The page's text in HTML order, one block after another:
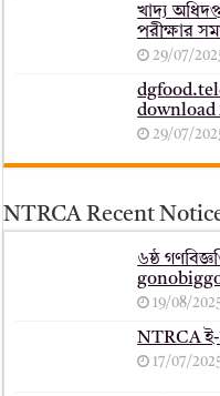
খাদ্য
পরীক্ষার
29/07/
download
29/07/
NTRCA Recent
৬ষ্ঠ
19/08/
NTRCA ই-
17/07/